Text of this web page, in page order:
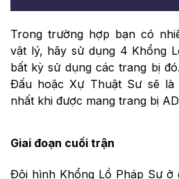
Trong trường hợp bạn có
vật lý, hãy sử dụng 4 Khổng
bất kỳ sử dụng các trang bị
Đấu hoặc Xự Thuật Sư sẽ
nhất khi được mang trang bị
Giai đoạn cuối trận
Đội hình Khổng Lồ Pháp Sư ở